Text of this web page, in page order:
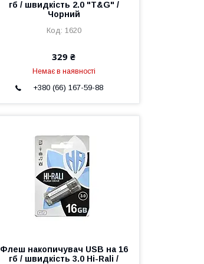
гб / швидкість 2.0 "T&G" /
Чорний
1620
329 ₴
Немає в наявності
+380 (66) 167-59-88
Флеш накопичувач USB на 16
гб / швидкість 3.0 Hi-Rali /